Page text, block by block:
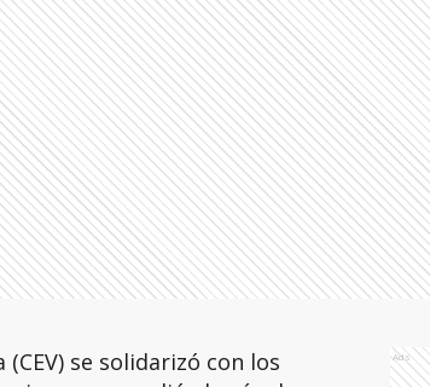
se solidarizó con los
Ads